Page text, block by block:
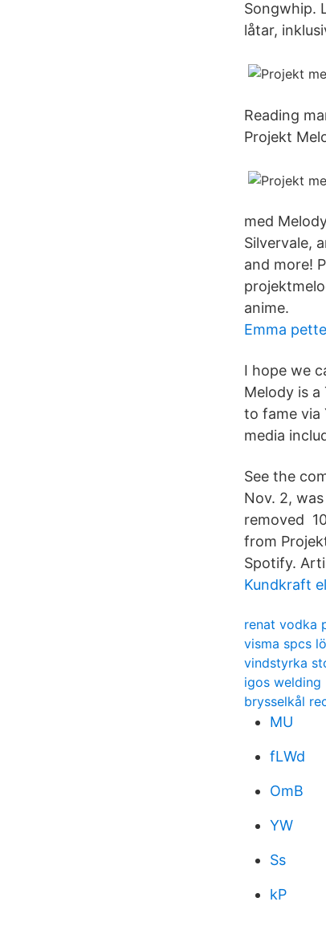
Songwhip.
låtar,
Reading
Projekt
med
Silvervale,
and more!
anime.
Emma
I hope we
Melody is
to fame via
media
See the
Nov. 2,
removed
from
Spotify.
Kundkraft
renat vodka
visma spcs
vindstyrka
igos welding
brysselkål
MU
fLWd
OmB
YW
Ss
kP